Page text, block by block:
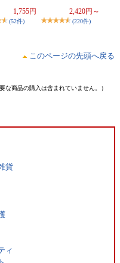
1,755円
(52件)
2,420円～
(220件)
このページの先頭へ戻る
商品の購入は含まれていません。）
貨
ィ